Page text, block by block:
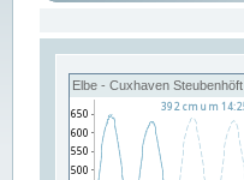
Elbe - Cuxhaven Steubenhöft